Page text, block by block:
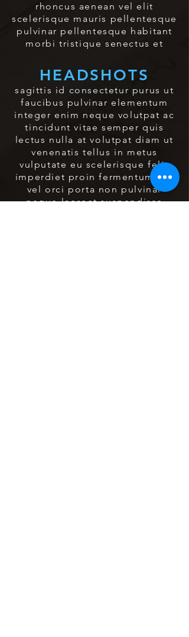
rhoncus aenean vel elit
scelerisque mauris pellentesque
pulvinar pellentesque habitant
morbi tristique senectus et
HEADSHOTS
sagittis id consectetur purus ut
faucibus pulvinar elementum
integer enim neque volutpat ac
tincidunt vitae semper quis
lectus nulla at volutpat diam ut
venenatis tellus in metus
vulputate eu scelerisque felis
imperdiet proin fermentum leo
vel orci porta non pulvinar
neque laoreet suspendisse